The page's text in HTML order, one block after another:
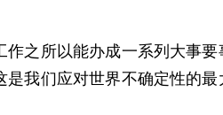
作之所以能办成一系列大事
我们应对世界不确定性的